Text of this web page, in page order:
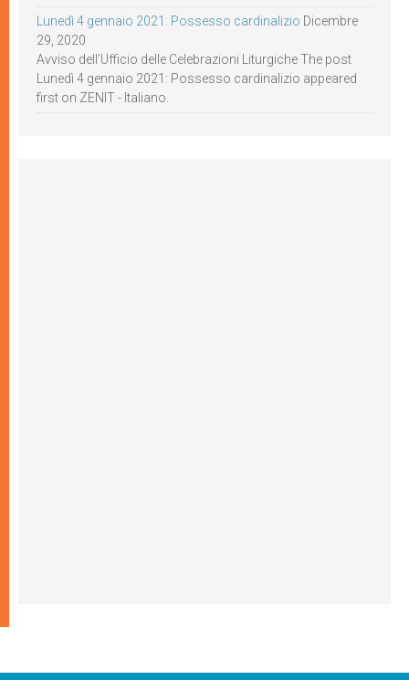
Lunedì 4 gennaio 2021: Possesso cardinalizio Dicembre
29, 2020
Avviso dell’Ufficio delle Celebrazioni Liturgiche The post
Lunedì 4 gennaio 2021: Possesso cardinalizio appeared
first on ZENIT - Italiano.